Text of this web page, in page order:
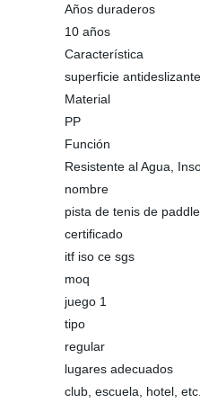
Años duraderos
10 años
Característica
superficie
Material
PP
Función
Resistente al Agua,
nombre
pista de tenis de
certificado
itf iso ce sgs
moq
juego 1
tipo
regular
lugares adecuados
club, escuela, hotel, etc.